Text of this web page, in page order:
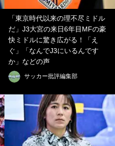
「東京時代以来の理不尽ミドル
だ」J3大宮の来日6年目MFの豪
快ミドルに驚き広がる！「え
ぐ」「なんでJ3にいるんです
か」などの声
サッカー批評編集部